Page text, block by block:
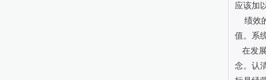
应该加
绩效
值。系
在发
念。认